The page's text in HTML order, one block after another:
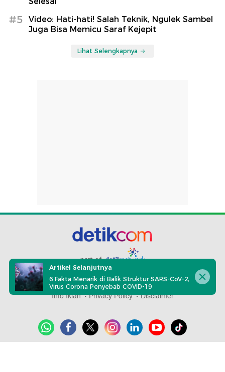
#5
Video: Hati-hati! Salah Teknik, Ngulek Sambel
Juga Bisa Memicu Saraf Kejepit
Lihat Selengkapnya
part of
Redaksi Pedoman Media Siber Karir
Kotak Pos
Info Iklan
Privacy Policy Disclaimer
Artikel Selanjutnya
6 Fakta Menarik di Balik Struktur SARS-CoV-2,
Virus Corona Penyebab COVID-19